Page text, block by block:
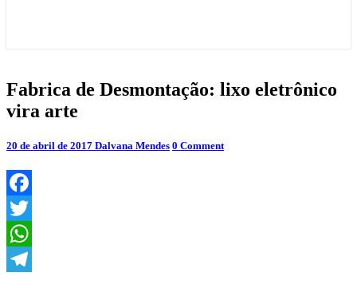
Fabrica
de
Desmontação:
eletrônico
arte
Fabrica de Desmontação: lixo eletrônico
vira arte
20 de abril de 2017 Dalvana Mendes Comments
0 Comment
Facebook
Twitter
WhatsApp